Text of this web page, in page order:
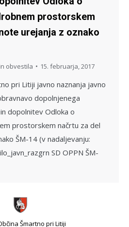
prostorskem
urejanja z oznako
obvestila 15. februarja, 2017
pri Litiji javno naznanja javno
dopolnjenega
dopolnitev Odloka o
prostorskem načrtu za del
ŠM-14 (v nadaljevanju:
SD OPPN ŠM-
Šmartno pri Litiji